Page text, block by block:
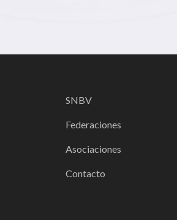
SNBV
Federaciones
Asociaciones
Contacto